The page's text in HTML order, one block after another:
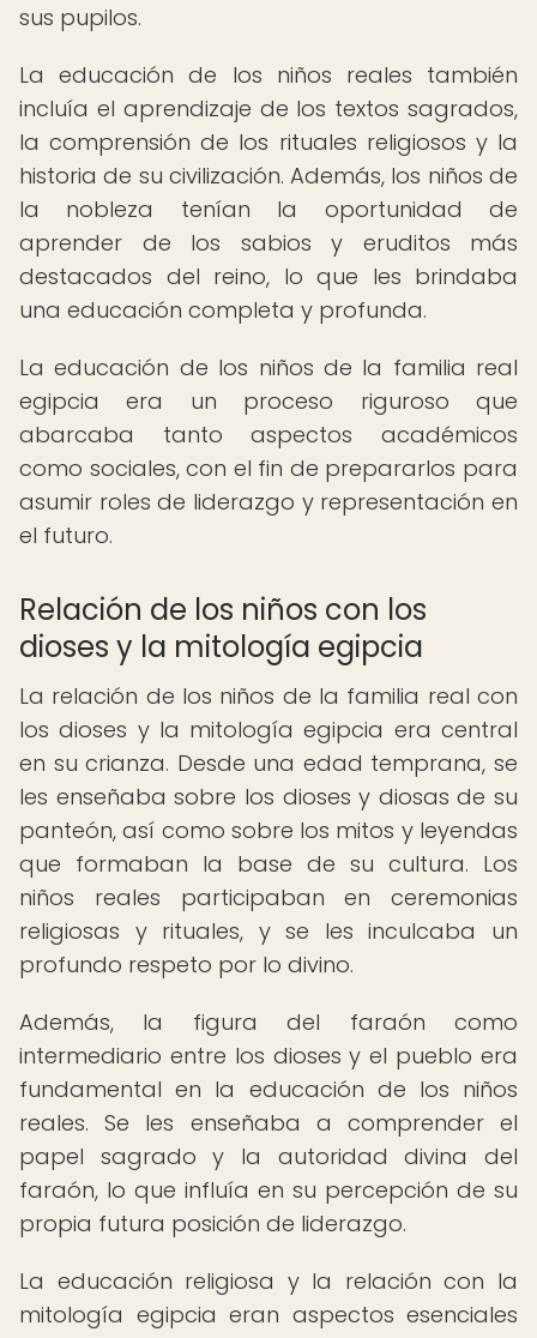
sus pupilos.
La educación de los niños reales también
incluía el aprendizaje de los textos sagrados,
la comprensión de los rituales religiosos y la
historia de su civilización. Además, los niños de
la nobleza tenían la oportunidad de
aprender de los sabios y eruditos más
destacados del reino, lo que les brindaba
una educación completa y profunda.
La educación de los niños de la familia real
egipcia era un proceso riguroso que
abarcaba tanto aspectos académicos
como sociales, con el fin de prepararlos para
asumir roles de liderazgo y representación en
el futuro.
Relación de los niños con los
dioses y la mitología egipcia
La relación de los niños de la familia real con
los dioses y la mitología egipcia era central
en su crianza. Desde una edad temprana, se
les enseñaba sobre los dioses y diosas de su
panteón, así como sobre los mitos y leyendas
que formaban la base de su cultura. Los
niños reales participaban en ceremonias
religiosas y rituales, y se les inculcaba un
profundo respeto por lo divino.
Además, la figura del faraón como
intermediario entre los dioses y el pueblo era
fundamental en la educación de los niños
reales. Se les enseñaba a comprender el
papel sagrado y la autoridad divina del
faraón, lo que influía en su percepción de su
propia futura posición de liderazgo.
La educación religiosa y la relación con la
mitología egipcia eran aspectos esenciales